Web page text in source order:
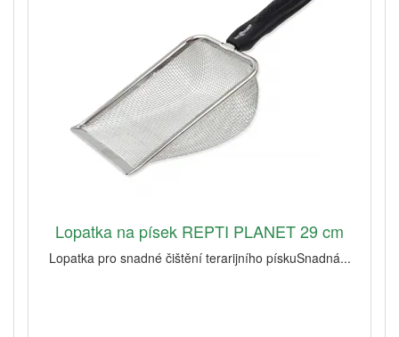
Lopatka na písek REPTI PLANET 29 cm
Lopatka pro snadné čištění terarijního pískuSnadná...